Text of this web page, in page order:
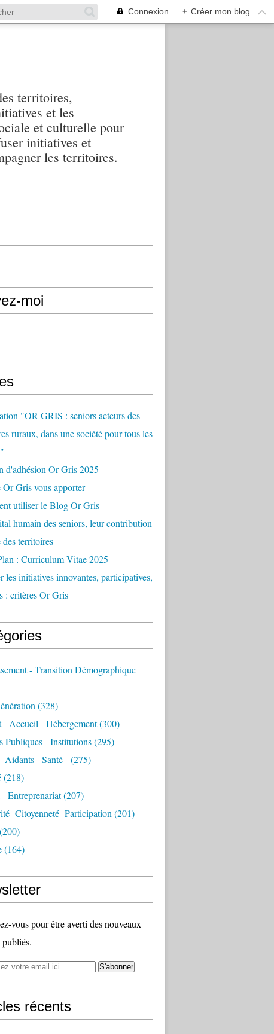
Connexion + Créer mon blog
territoires,
et les
et culturelle pour
initiatives et
les territoires.
moi
"OR GRIS : seniors acteurs des
ruraux, dans une société pour tous les
d'adhésion Or Gris 2025
Or Gris vous apporter
utiliser le Blog Or Gris
humain des seniors, leur contribution
territoires
: Curriculum Vitae 2025
les initiatives innovantes, participatives,
: critères Or Gris
- Transition Démographique
(328)
- Accueil - Hébergement(300)
Publiques - Institutions(295)
Aidants - Santé -(275)
(218)
Entreprenariat(207)
-citoyenneté -participation (201)
(200)
(164)
vous pour être averti des nouveaux
récents